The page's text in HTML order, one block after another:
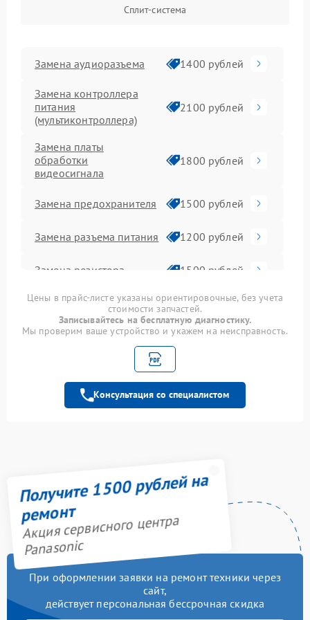
Сплит-система
Замена аудиоразъема 1400 рублей
Замена контроллера
питания
(мультиконтроллера)
2100 рублей
Замена платы
обработки
видеосигнала
1800 рублей
Замена предохранителя 1500 рублей
Замена разъема питания 1200 рублей
Замена резистора 1500 рублей
Замена сигнальной
платы
1300 рублей
Замена
Замена шлейфа
матрицы
1500 рублей
Прошивка /
разблокировка
900 рублей
Прошивка блока
управления
Ремонт блока
Цены в прайс-листе указаны ориентировочные, без учета
стоимости запчастей.
Записывайтесь на бесплатную диагностику.
Мы проверим ваше устройство и укажем на неисправность.
Консультация со специалистом
Получите 1500 рублей на
ремонт
Акция сервисного центра
Panasonic
При оформлении заявки на ремонт техники через
сайт,
действует персональная бессрочная скидка